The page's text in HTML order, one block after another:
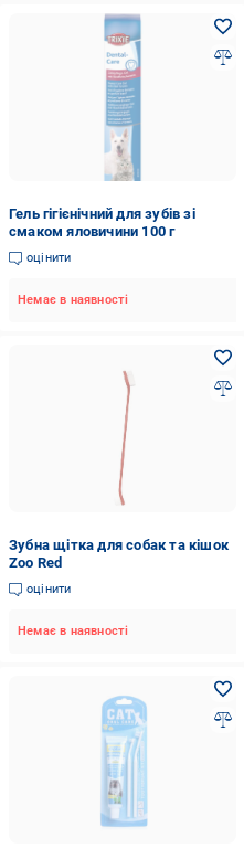
Гель гігієнічний для зубів зі
смаком яловичини 100 г
оцінити
Немає в наявності
Зубна щітка для собак та кішок
Zoo Red
оцінити
Немає в наявності